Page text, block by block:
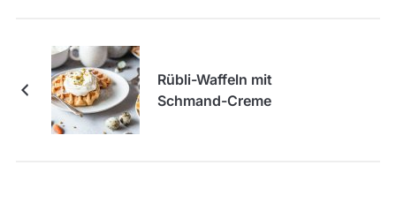
Rübli-Waffeln mit
Schmand-Creme